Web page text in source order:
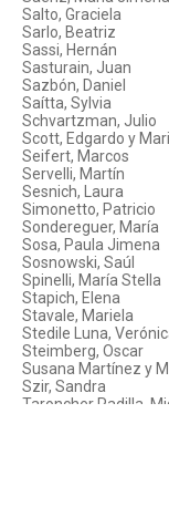
Salto, Graciela
Sarlo, Beatriz
Sassi, Hernán
Sasturain, Juan
Sazbón, Daniel
Saítta, Sylvia
Schvartzman, Julio
Scott, Edgardo y
Seifert, Marcos
Servelli, Martín
Sesnich, Laura
Simonetto, Patricio
Sondereguer, María
Sosa, Paula Jimena
Sosnowski, Saúl
Spinelli, María Stella
Stapich, Elena
Stavale, Mariela
Stedile Luna,
Steimberg, Oscar
Susana Martínez y
Szir, Sandra
Taroncher Padilla,